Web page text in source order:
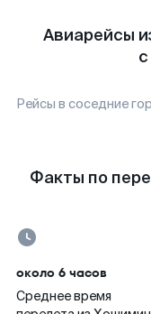
Авиарейсы
Рейсы в соседние
Факты по
около 6 часов
Среднее время